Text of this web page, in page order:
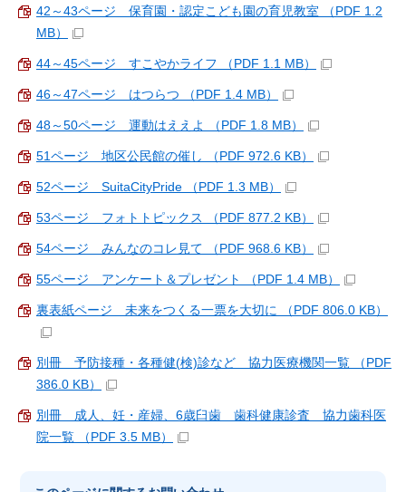
42～43ページ 保育園・認定こども園の育児教室 （PDF 1.2
MB）
44～45ページ すこやかライフ （PDF 1.1 MB）
46～47ページ はつらつ （PDF 1.4 MB）
48～50ページ 運動はええよ （PDF 1.8 MB）
51ページ 地区公民館の催し （PDF 972.6 KB）
52ページ SuitaCityPride （PDF 1.3 MB）
53ページ フォトトピックス （PDF 877.2 KB）
54ページ みんなのコレ見て （PDF 968.6 KB）
55ページ アンケート＆プレゼント （PDF 1.4 MB）
裏表紙ページ 未来をつくる一票を大切に （PDF 806.0 KB）
別冊 予防接種・各種健(検)診など 協力医療機関一覧 （PDF
386.0 KB）
別冊 成人、妊・産婦、6歳臼歯 歯科健康診査 協力歯科医
院一覧 （PDF 3.5 MB）